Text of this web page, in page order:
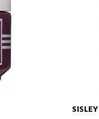
SISLEY